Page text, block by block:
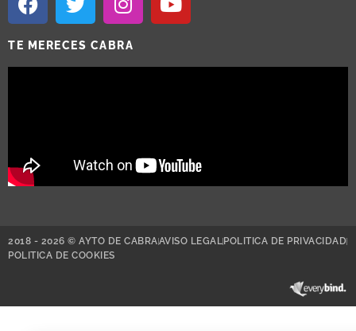
TE MERECES CABRA
2018 - 2026 © AYTO DE CABRAAVISO LEGAL POLITICA DE PRIVACIDAD
POLITICA DE COOKIES